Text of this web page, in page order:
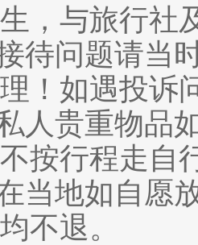
，与旅行社
待问题请当
！如遇投诉
人贵重物品
按行程走自
当地如自愿
不退。